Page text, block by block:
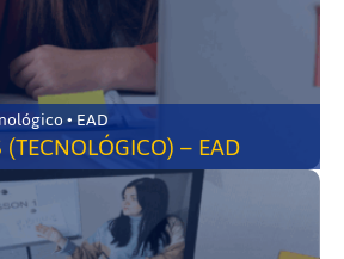
Divinópolis-MG • Tecnológico • EAD
– EAD